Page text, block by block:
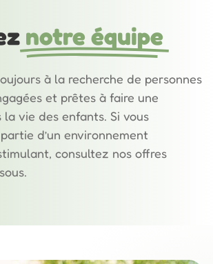
notre équipe
à la recherche de personnes
et prêtes à faire une
vie des enfants. Si vous
d’un environnement
consultez nos offres